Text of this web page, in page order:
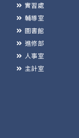
實習處
輔導室
圖書館
進修部
人事室
主計室